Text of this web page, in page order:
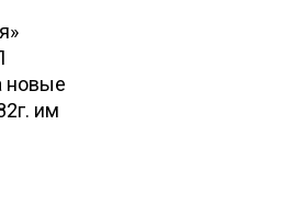
новые
им